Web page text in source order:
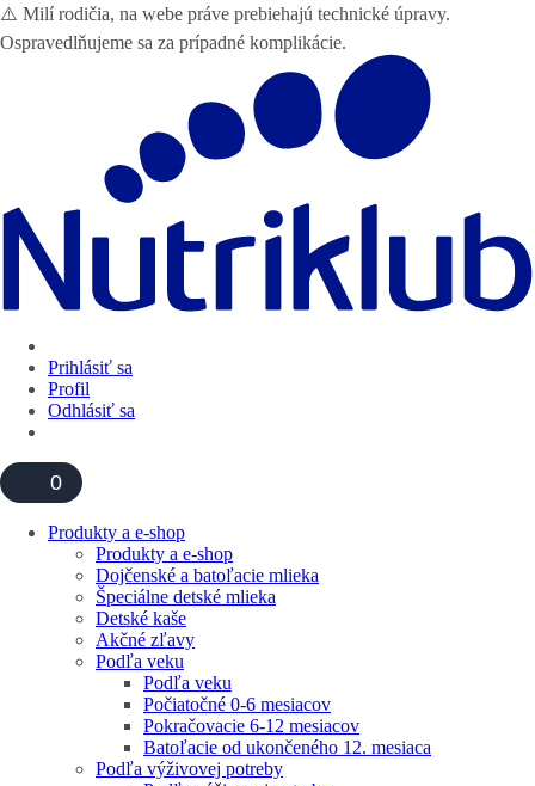
⚠️ Milí rodičia, na webe práve prebiehajú technické úpravy.
Ospravedlňujeme sa za prípadné komplikácie.
Prihlásiť sa
Profil
Odhlásiť sa
0
Produkty a e-shop
Produkty a e-shop
Dojčenské a batoľacie mlieka
Špeciálne detské mlieka
Detské kaše
Akčné zľavy
Podľa veku
Podľa veku
Počiatočné 0-6 mesiacov
Pokračovacie 6-12 mesiacov
Batoľacie od ukončeného 12. mesiaca
Podľa výživovej potreby